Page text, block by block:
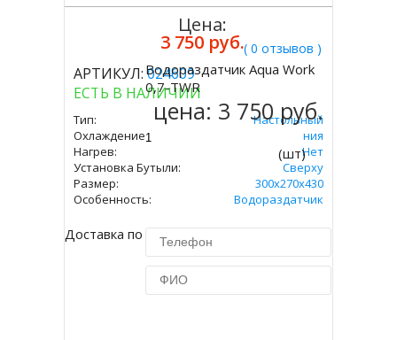
( 0 отзывов )
АРТИКУЛ:024609
ЕСТЬ В НАЛИЧИИ
Тип:
Настольный
Охлаждение:
Без Охлаждения
Нагрев:
Нет
Установка Бутыли:
Сверху
Размер:
300x270x430
Особенность:
Водораздатчик
Доставка по Москве 450 руб.
Цена:
3 750 руб.
Купить
Водораздатчик Aqua Work
0,7-TWR
цена: 3 750 руб.
(шт)